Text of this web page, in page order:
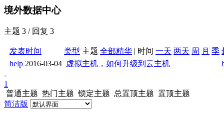
境外数据中心
主题 3 / 回复 3
发表时间 类型 主题 全部精华 | 时间 一天 两天 周 月 季
help 2016-03-04 虚拟主机，如何升级到云主机
-
1
普通主题 热门主题 锁定主题 总置顶主题 置顶主题
简洁版